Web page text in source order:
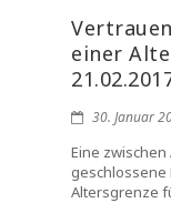
einer
30. Januar
Eine
geschlossene
Altersgrenze